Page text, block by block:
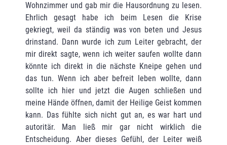
Wohnzimmer und gab mir die Hausordnung zu lesen.
Ehrlich gesagt habe ich beim Lesen die Krise
gekriegt, weil da ständig was von beten und Jesus
drinstand. Dann wurde ich zum Leiter gebracht, der
mir direkt sagte, wenn ich weiter saufen wollte dann
könnte ich direkt in die nächste Kneipe gehen und
das tun. Wenn ich aber befreit leben wollte, dann
sollte ich hier und jetzt die Augen schließen und
meine Hände öffnen, damit der Heilige Geist kommen
kann. Das fühlte sich nicht gut an, es war hart und
autoritär. Man ließ mir gar nicht wirklich die
Entscheidung. Aber dieses Gefühl, der Leiter weiß